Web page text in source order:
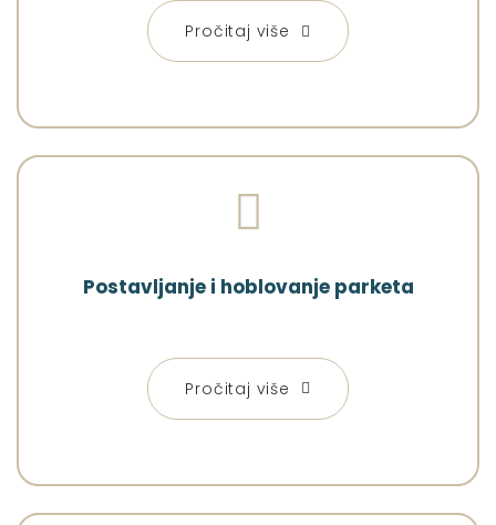
Pročitaj više
Postavljanje i hoblovanje parketa
Pročitaj više